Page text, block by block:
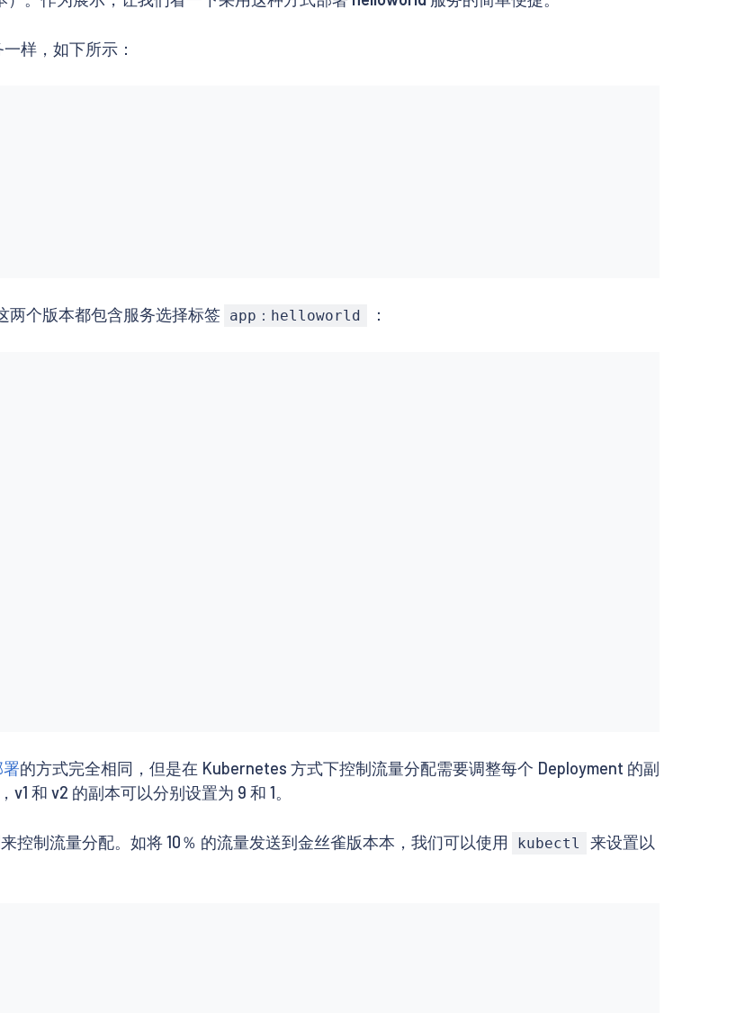
一样，如下所示：
两个版本都包含服务选择标签 app：helloworld ：
的方式完全相同，但是在 Kubernetes 方式下控制流量分配需要调整每个 Deployment 的副
和 v2 的副本可以分别设置为 9 和 1。
控制流量分配。如将 10％ 的流量发送到金丝雀版本本，我们可以使用 kubectl
来设置以